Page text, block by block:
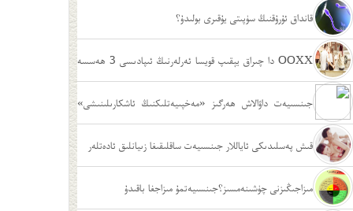
قانداق ئۇرۇقنىڭ سۈپىتى يۇقىرى بولىدۇ؟
OOXX دا چىراق يېقىپ قويسا ئەرلەرنىڭ ئىپادىسى 3 ھەسسە
يۇقىرى بولامدۇ؟جىنسىيەت داۋالاش ھەرگىز «مەخپىيەتلىكنىڭ ئاشكارىلىنىشى»
ئەمەس قىش پەسلىدىكى ئاياللار جىنسىيەت ساقلىقىغا زىيانلىق ئادەتلەر
مىزاجىڭىزنى چۈشىنەمسىز؟جىنسىيەتمۇ مىزاجغا باقىدۇ